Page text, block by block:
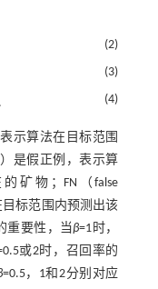
(2)
(3)
+. (4)
示算法在目标范围
）是假正例，表示算
矿物；FN（false
标范围内预测出该
重要性，当β=1时，
或2时，召回率的
=0.5，1和2分别对应